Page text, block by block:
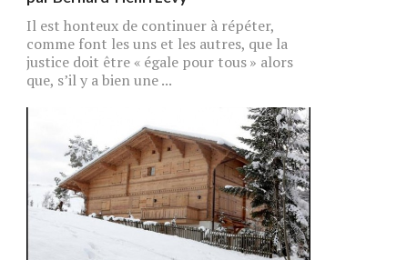
Il est honteux de continuer à répéter,
comme font les uns et les autres, que la
justice doit être « égale pour tous » alors
que, s’il y a bien une ...